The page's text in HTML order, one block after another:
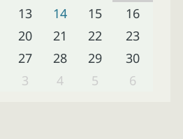
13 14 15
16
20 21 22
23
27 28 29
30
3 4 5 6